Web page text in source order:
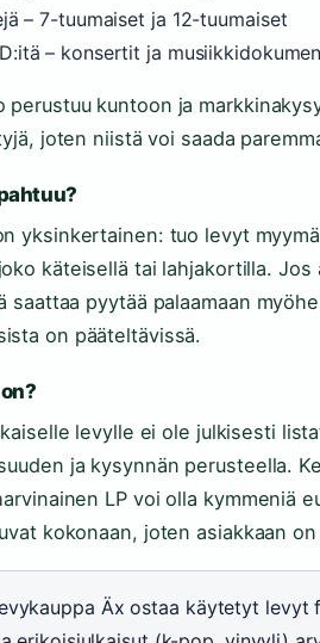
– 7-tuumaiset ja 12-tuumaiset
– konsertit ja
perustuu kuntoon ja
joten niistä voi saada
yksinkertainen: tuo levyt
käteisellä tai lahjakortilla.
saattaa pyytää palaamaan
on pääteltävissä.
levylle ei ole julkisesti
ja kysynnän perusteella.
LP voi olla kymmeniä
kokonaan, joten asiakkaan
Äx ostaa käytetyt levyt